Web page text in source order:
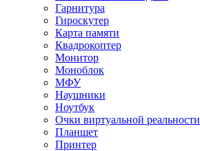
Гарнитура
Гироскутер
Карта памяти
Квадрокоптер
Монитор
Моноблок
МФУ
Наушники
Ноутбук
Очки виртуальной реальности
Планшет
Принтер